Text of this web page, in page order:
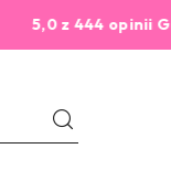
5,0 z 444 opinii